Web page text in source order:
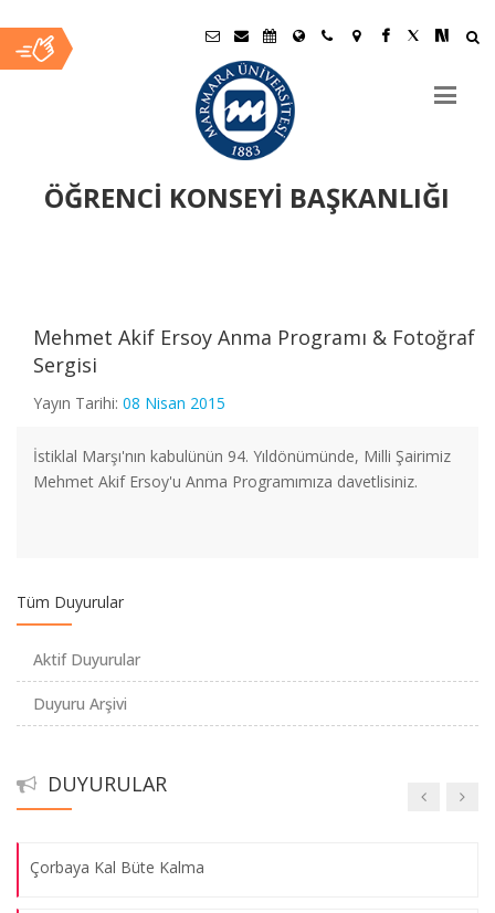
ÖĞRENCİ KONSEYİ BAŞKANLIĞI
İçerikMehmet Akif Ersoy Anma Programı & Fotoğraf
Sergisi
Yayın Tarihi: 08 Nisan 2015
İstiklal Marşı'nın kabulünün 94. Yıldönümünde, Milli Şairimiz
Mehmet Akif Ersoy'u Anma Programımıza davetlisiniz.
Tüm Duyurular
Aktif Duyurular
Duyuru Arşivi
DUYURULAR
Kütüphanesiz Okul Kalmasın
İKİLEM - Tiyatro Gösterimi
Öğrenci Destek Programı Başvuruları Başlamıştır
Çorbaya Kal Büte Kalma